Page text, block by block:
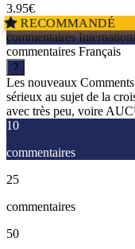
3.95€
RECOMMANDÉ
commentaires
commentaires Français
?
Les nouveaux
sérieux au sujet de la
avec très peu, voire
10
commentaires
25
commentaires
50